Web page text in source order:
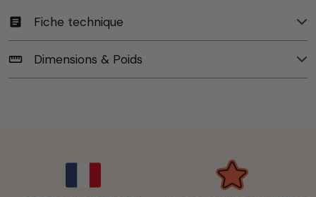
article Fiche technique
straighten Dimensions & Poids